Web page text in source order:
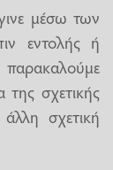
μέσω των
εντολής ή
σχετικής
σχετική